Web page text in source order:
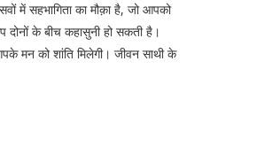
में सहभागिता का मौक़ा है, जो आपको
के बीच कहासुनी हो सकती है।
मन को शांति मिलेगी। जीवन साथी के